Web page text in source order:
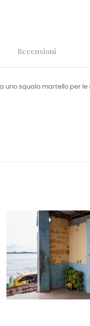
Recensioni
uno squalo martello per